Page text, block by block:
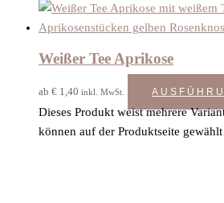
Weißer Tee Aprikose
ab € 1,40 inkl. MwSt.
Dieses Produkt weist mehrere
können auf der Produktseite